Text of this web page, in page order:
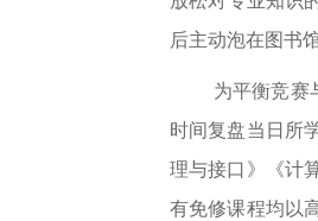
后主动泡在图书
为平衡竞赛
时间复盘当日所
理与接口》《计
有免修课程均以